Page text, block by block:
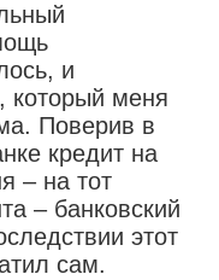
и
который меня
Поверив в
кредит на
– на тот
– банковский
этот
сам.